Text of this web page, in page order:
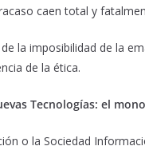
caen total y
la imposibilidad de la
de la ética.
Tecnologías: el
o la Sociedad